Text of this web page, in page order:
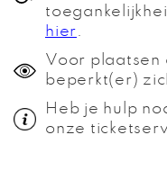
hier
Voor plaatsen
beperkt(er)
Heb je hulp
onze